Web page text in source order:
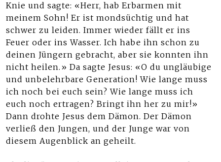
Knie und sagte: «Herr, hab Erbarmen mit
meinem Sohn! Er ist mondsüchtig und hat
schwer zu leiden. Immer wieder fällt er ins
Feuer oder ins Wasser. Ich habe ihn schon zu
deinen Jüngern gebracht, aber sie konnten ihn
nicht heilen.» Da sagte Jesus: «O du ungläubige
und unbelehrbare Generation! Wie lange muss
ich noch bei euch sein? Wie lange muss ich
euch noch ertragen? Bringt ihn her zu mir!»
Dann drohte Jesus dem Dämon. Der Dämon
verließ den Jungen, und der Junge war von
diesem Augenblick an geheilt.